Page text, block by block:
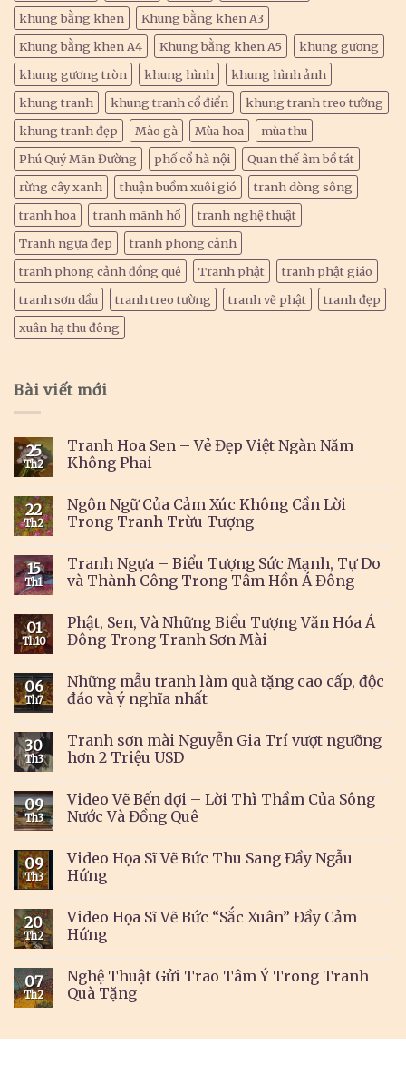
khung bằng khen
Khung bằng khen A3
Khung bằng khen A4
Khung bằng khen A5
khung gương
khung gương tròn
khung hình
khung hình ảnh
khung tranh
khung tranh cổ điển
khung tranh treo tường
khung tranh đẹp
Mào gà Mùa hoa
mùa thu
Phú Quý Mãn Đường
phố cổ hà nội
Quan thế âm bồ tát
rừng cây xanh
thuận buồm xuôi gió
tranh dòng sông
tranh hoa
tranh mãnh hổ
tranh nghệ thuật
Tranh ngựa đẹp
tranh phong cảnh
tranh phong cảnh đồng quê
Tranh phật
tranh phật giáo
tranh sơn dầu
tranh treo tường tranh vẽ phật
tranh đẹp
xuân hạ thu đông
Bài viết mới
25
Th2
Tranh Hoa Sen – Vẻ Đẹp Việt Ngàn Năm
Không Phai
22
Th2
Ngôn Ngữ Của Cảm Xúc Không Cần Lời
Trong Tranh Trừu Tượng
15
Th1
Tranh Ngựa – Biểu Tượng Sức Mạnh, Tự Do
và Thành Công Trong Tâm Hồn Á Đông
01
Th10
Phật, Sen, Và Những Biểu Tượng Văn Hóa Á
Đông Trong Tranh Sơn Mài
06
Th7
Những mẫu tranh làm quà tặng cao cấp, độc
đáo và ý nghĩa nhất
30
Th3
Tranh sơn mài Nguyễn Gia Trí vượt ngưỡng
hơn 2 Triệu USD
09
Th3
Video Vẽ Bến đợi – Lời Thì Thầm Của Sông
Nước Và Đồng Quê
09
Th3
Video Họa Sĩ Vẽ Bức Thu Sang Đầy Ngẫu
Hứng
20
Th2
Video Họa Sĩ Vẽ Bức “Sắc Xuân” Đầy Cảm
Hứng
07
Th2
Nghệ Thuật Gửi Trao Tâm Ý Trong Tranh
Quà Tặng